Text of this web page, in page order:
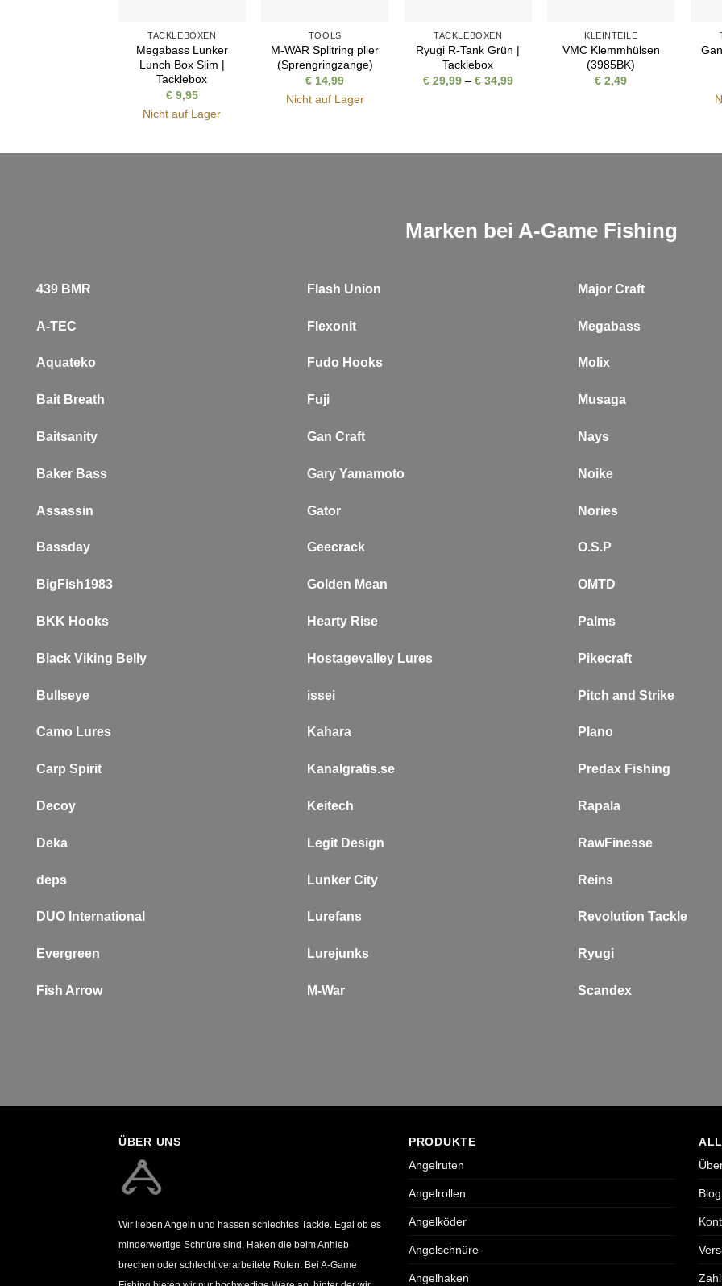
TACKLEBOXEN
Megabass Lunker
Lunch Box Slim |
Tacklebox
€9,95
Nicht auf Lager
TOOLS
M-WAR Splitring plier
(Sprengringzange)
€ 14,99
Nicht auf Lager
TACKLEBOXEN
Ryugi R-Tank Grün |
Tacklebox
€29,99 – €34,99Preisspanne:
KLEINTEILE
VMC Klemmhülsen
(3985BK)
€ 2,49
Marken bei A-Game Fishing
439 BMR
A-TEC
Aquateko
Bait Breath
Baitsanity
Baker Bass
Assassin
Bassday
BigFish1983
BKK Hooks
Black Viking Belly
Bullseye
Camo Lures
Carp Spirit
Decoy
Deka
deps
DUO International
Evergreen
Fish Arrow
Flash Union
Flexonit
Fudo Hooks
Fuji
Gan Craft
Gary Yamamoto
Gator
Geecrack
Golden Mean
Hearty Rise
Hostagevalley Lures
issei
Kahara
Kanalgratis.se
Keitech
Legit Design
Lunker City
Lurefans
Lurejunks
M-War
Major Craft
Megabass
Molix
Musaga
Nays
Noike
Nories
O.S.P
OMTD
Palms
Pikecraft
Pitch and Strike
Plano
Predax Fishing
Rapala
RawFinesse
Reins
Revolution Tackle
Ryugi
Scandex
ÜBER UNS
Wir lieben Angeln und hassen schlechtes Tackle. Egal ob es
minderwertige Schnüre sind, Haken die beim Anhieb
brechen oder schlecht verarbeitete Ruten. Bei A-Game
PRODUKTE
Angelruten
Angelrollen
Angelköder
Angelschnüre
Angelhaken
Blog